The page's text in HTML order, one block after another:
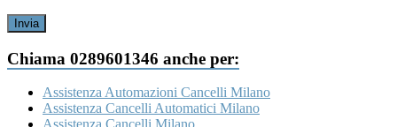
Invia
Chiama 0289601346 anche per:
Assistenza Automazioni Cancelli Milano
Assistenza Cancelli Automatici Milano